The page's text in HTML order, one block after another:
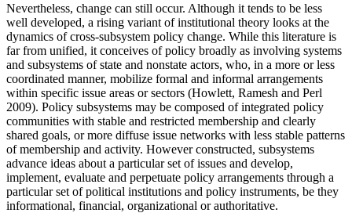
Nevertheless, change can still occur. Although it tends to be less
well developed, a rising variant of institutional theory looks at the
dynamics of cross-subsystem policy change. While this literature is
far from unified, it conceives of policy broadly as involving systems
and subsystems of state and nonstate actors, who, in a more or less
coordinated manner, mobilize formal and informal arrangements
within specific issue areas or sectors (Howlett, Ramesh and Perl
2009). Policy subsystems may be composed of integrated policy
communities with stable and restricted membership and clearly
shared goals, or more diffuse issue networks with less stable patterns
of membership and activity. However constructed, subsystems
advance ideas about a particular set of issues and develop,
implement, evaluate and perpetuate policy arrangements through a
particular set of political institutions and policy instruments, be they
informational, financial, organizational or authoritative.